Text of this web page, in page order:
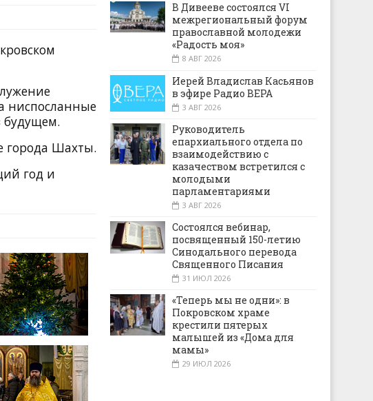
ниспосланные
будущем.
города Шахты.
год и
В Дивееве состоялся VI
межрегиональный форум
православной молодежи
«Радость моя»
8 АВГ 2026
Иерей Владислав Касьянов
в эфире Радио ВЕРА
3 АВГ 2026
Руководитель
епархиального отдела по
взаимодействию с
казачеством встретился с
молодыми
парламентариями
3 АВГ 2026
Состоялся вебинар,
посвященный 150-летию
Синодального перевода
Священного Писания
31 ИЮЛ 2026
«Теперь мы не одни»: в
Покровском храме
крестили пятерых
малышей из «Дома для
мамы»
29 ИЮЛ 2026